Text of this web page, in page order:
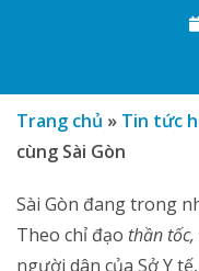
Trang chủ » Tin tức
cùng Sài Gòn
Sài Gòn đang trong
Theo chỉ đạo thần
người dân của Sở Y